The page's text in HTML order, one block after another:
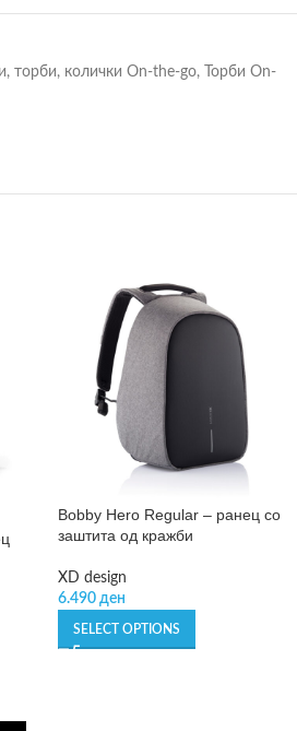
торби, колички On-the-go,
Торби On-
Bobby Hero Regular – ранец со
заштита од кражби
XD design
6.490 ден
SELECT OPTIONS